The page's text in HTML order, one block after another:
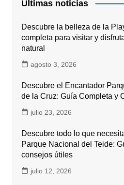
Últimas noticias
Descubre la belleza de la
completa para visitar y
natural
agosto 3, 2026
Descubre el Encantador
de la Cruz: Guía Completa y
julio 23, 2026
Descubre todo lo que
Parque Nacional del Teide:
consejos útiles
julio 12, 2026